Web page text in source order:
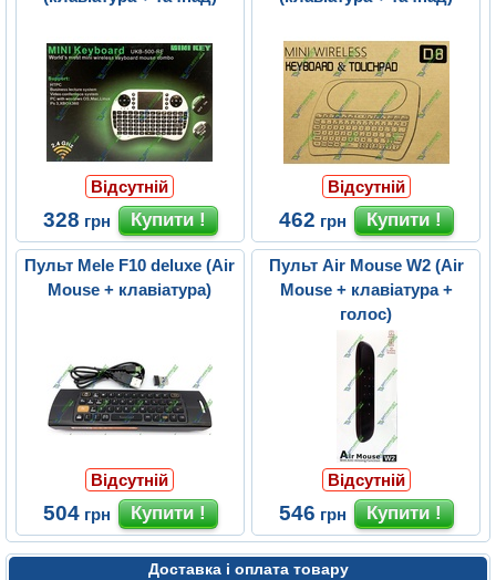
Відсутній
328 грн
Відсутній
462 грн
Пульт Mele F10 deluxe (Air
Mouse + клавіатура)
Відсутній
504 грн
Пульт Air Mouse W2 (Air
Mouse + клавіатура +
голос)
Відсутній
546 грн
Доставка і оплата товару